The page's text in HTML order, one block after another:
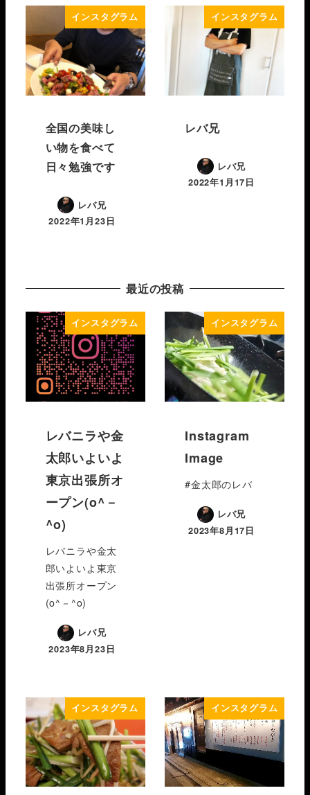
インスタグラム
全国の美味し
い物を食べて
日々勉強です
レバ兄
2022年1月23日
インスタグラム
レバ兄️
レバ兄
2022年1月17日
最近の投稿
インスタグラム
レバニラや金
太郎いよいよ
東京出張所オ
ープン(o^－
^o)
レバニラや金太
郎いよいよ東京
出張所オープン
(o^－^o)
レバ兄
2023年8月23日
インスタグラム
Instagram
Image
#金太郎のレバ
レバ兄
2023年8月17日
インスタグラム インスタグラム